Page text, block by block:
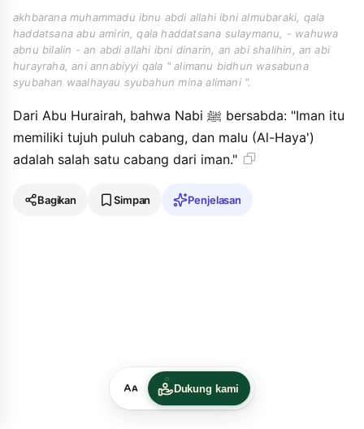
akhbarana muhammadu ibnu abdi allahi ibni almubaraki, qala
haddatsana abu amirin, qala haddatsana sulaymanu, - wahuwa
abnu bilalin - an abdi allahi ibni dinarin, an abi shalihin, an abi
hurayraha, ani annabiyyi qala " alimanu bidhun wasabuna
syubahan waalhayau syubahun mina alimani ".
Dari Abu Hurairah, bahwa Nabi ﷺ bersabda: "Iman itu
memiliki tujuh puluh cabang, dan malu (Al-Haya')
adalah salah satu cabang dari iman."
Bagikan Simpan Penjelasan
Dukung kami